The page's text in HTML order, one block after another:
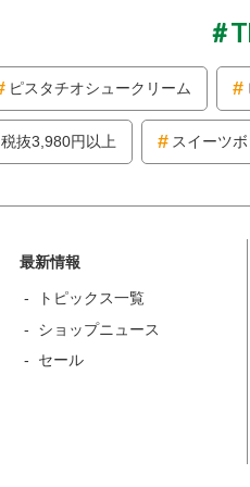
ピスタチオシュークリーム
税抜3,980円以上 スイーツ
最新情報
トピックス一覧
ショップニュース
セール